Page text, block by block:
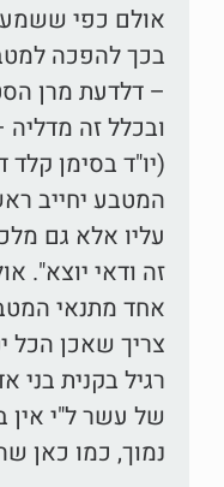
אולם כפי
בכך להפכה
– דלדעת מרן
ובכלל זה
(יו"ד בסימן
המטבע יחייב
עליו אלא גם
זה ודאי יוצא".
אחד מתנאי
צריך שאכן הכל
רגיל בקנית
של עשר ל"י אין
נמוך, כמו כאן